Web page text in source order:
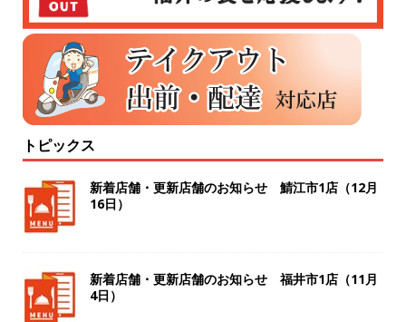
トピックス
新着店舗・更新店舗のお知らせ 鯖江市1店（12月
16日）
新着店舗・更新店舗のお知らせ 福井市1店（11月
4日）